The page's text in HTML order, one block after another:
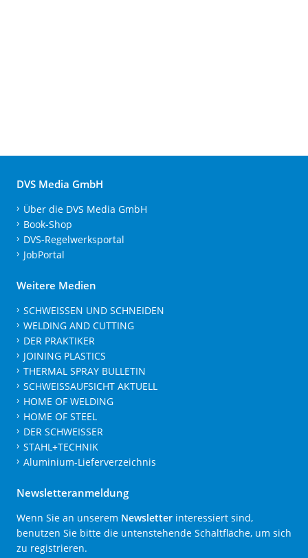
DVS Media GmbH
Über die DVS Media GmbH
Book-Shop
DVS-Regelwerksportal
JobPortal
Weitere Medien
SCHWEISSEN UND SCHNEIDEN
WELDING AND CUTTING
DER PRAKTIKER
JOINING PLASTICS
THERMAL SPRAY BULLETIN
SCHWEISSAUFSICHT AKTUELL
HOME OF WELDING
HOME OF STEEL
DER SCHWEISSER
STAHL+TECHNIK
Aluminium-Lieferverzeichnis
Newsletteranmeldung
Wenn Sie an unserem Newsletter interessiert sind,
benutzen Sie bitte die untenstehende Schaltfläche, um sich
zu registrieren.